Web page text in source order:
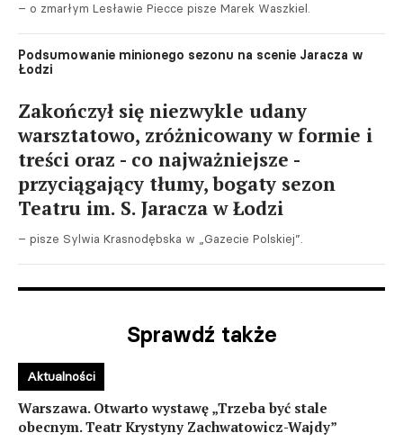
– o zmarłym Lesławie Piecce pisze Marek Waszkiel.
Podsumowanie minionego sezonu na scenie Jaracza w
Łodzi
Zakończył się niezwykle udany
warsztatowo, zróżnicowany w formie i
treści oraz - co najważniejsze -
przyciągający tłumy, bogaty sezon
Teatru im. S. Jaracza w Łodzi
– pisze Sylwia Krasnodębska w „Gazecie Polskiej”.
Sprawdź także
Warszawa. Otwarto wystawę „Trzeba być stale
obecnym. Teatr Krystyny Zachwatowicz-Wajdy”
Aktualności